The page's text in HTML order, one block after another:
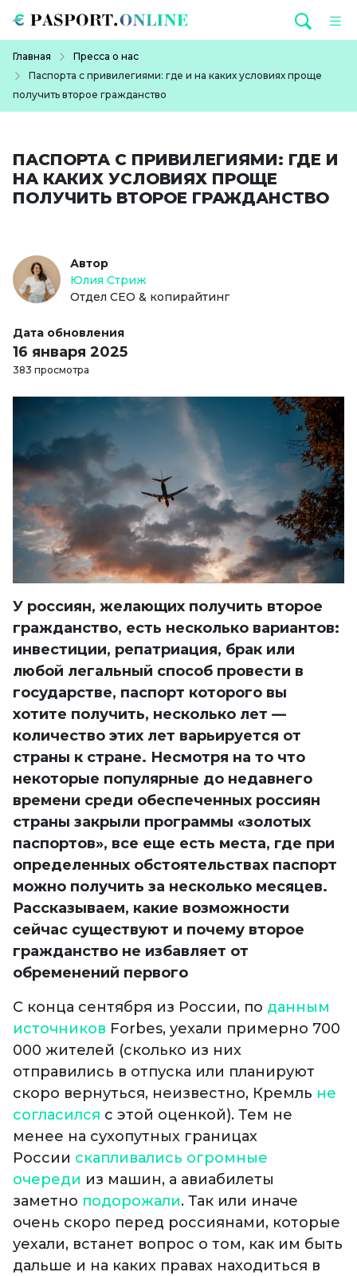
Главная
Пресса о нас
Паспорта с привилегиями: где и на каких условиях проще
получить второе гражданство
ПАСПОРТА С ПРИВИЛЕГИЯМИ: ГДЕ И
НА КАКИХ УСЛОВИЯХ ПРОЩЕ
ПОЛУЧИТЬ ВТОРОЕ ГРАЖДАНСТВО
Автор
Юлия Стриж
Отдел СЕО & копирайтинг
Дата обновления
16 января 2025
383 просмотра
У россиян, желающих получить второе
гражданство, есть несколько вариантов:
инвестиции, репатриация, брак или
любой легальный способ провести в
государстве, паспорт которого вы
хотите получить, несколько лет —
количество этих лет варьируется от
страны к стране. Несмотря на то что
некоторые популярные до недавнего
времени среди обеспеченных россиян
страны закрыли программы «золотых
паспортов», все еще есть места, где при
определенных обстоятельствах паспорт
можно получить за несколько месяцев.
Рассказываем, какие возможности
сейчас существуют и почему второе
гражданство не избавляет от
обременений первого
С конца сентября из России, по данным
источников Forbes, уехали примерно 700
000 жителей (сколько из них
отправились в отпуска или планируют
скоро вернуться, неизвестно, Кремль не
согласился с этой оценкой). Тем не
менее на сухопутных границах
России скапливались огромные
очереди из машин, а авиабилеты
заметно подорожали. Так или иначе
очень скоро перед россиянами, которые
уехали, встанет вопрос о том, как им быть
дальше и на каких правах находиться в